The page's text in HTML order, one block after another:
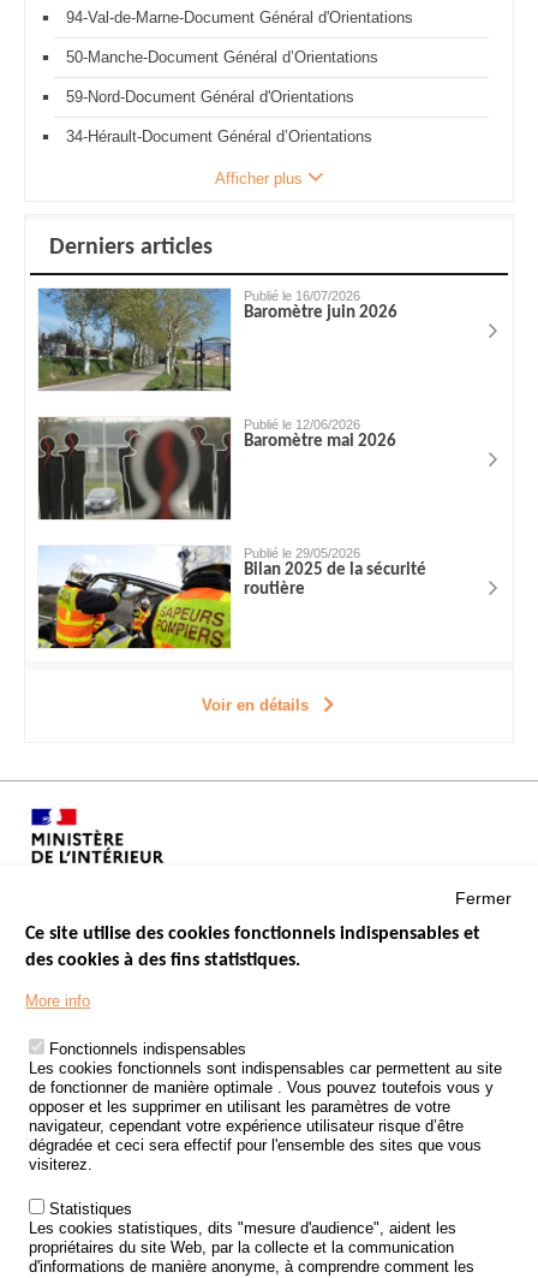
94-Val-de-Marne-Document Général d'Orientations
50-Manche-Document Général d’Orientations
59-Nord-Document Général d'Orientations
34-Hérault-Document Général d’Orientations
Afficher plus
Derniers articles
Publié le 16/07/2026
Baromètre juin 2026
Publié le 12/06/2026
Baromètre mai 2026
Publié le 29/05/2026
Bilan 2025 de la sécurité
routière
Voir en détails
Menu
Footer
LES SITES PUBLICS
ÉTAT DE L’INSÉCURITÉ ROUTIÈRE
TRAITEMENT DES DONNÉES PERSONNELLES DES ACCIDENTS DE
LA ROUTE
ETUDES ET RECHERCHES
APPEL À PROJETS
POLITIQUE DE SÉCURITÉ ROUTIÈRE
Outils
Fermer
Ce site utilise des cookies fonctionnels indispensables et
des cookies à des fins statistiques.
More info
Fonctionnels indispensables
Les cookies fonctionnels sont indispensables car permettent au site
de fonctionner de manière optimale . Vous pouvez toutefois vous y
opposer et les supprimer en utilisant les paramètres de votre
navigateur, cependant votre expérience utilisateur risque d’être
dégradée et ceci sera effectif pour l'ensemble des sites que vous
visiterez.
Statistiques
Les cookies statistiques, dits "mesure d'audience", aident les
propriétaires du site Web, par la collecte et la communication
d'informations de manière anonyme, à comprendre comment les